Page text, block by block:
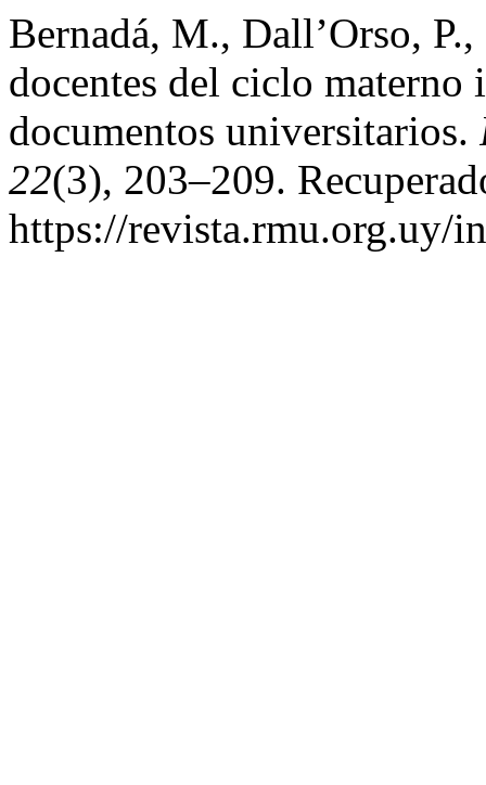
Bernadá, M., Dall’Orso,
docentes del ciclo
documentos universitarios.
22(3), 203–209.
https://revista.rmu.org.uy/